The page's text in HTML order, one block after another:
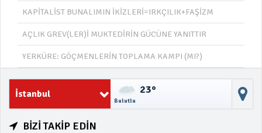
KAPİTALİST BUNALIMIN İKİZLERİ=IRKÇILIK+FAŞİZM
AÇLIK GREV(LER)İ MUKTEDİRİN GÜCÜNE YANITTIR
YERKÜRE: GÖÇMENLERİN TOPLAMA KAMPI (MI?)
İstanbul 23°
Bulutlu
BİZİ TAKİP EDİN